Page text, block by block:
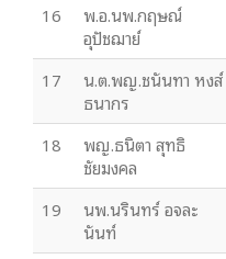
16
พ.อ.นพ.กฤษณ์
อุปัชฌาย์
17
น.ต.พญ.ชนันทา หงส์
ธนากร
18
พญ.ธนิตา สุทธิ
ชัยมงคล
19
นพ.นรินทร์ อจละ
นันท์